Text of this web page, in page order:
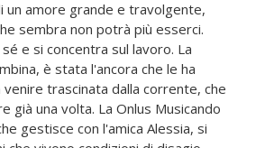
un amore grande e travolgente,
sembra non potrà più esserci.
e si concentra sul lavoro. La
è stata l'ancora che le ha
trascinata dalla corrente, che
già una volta. La Onlus Musicando
gestisce con l'amica Alessia, si